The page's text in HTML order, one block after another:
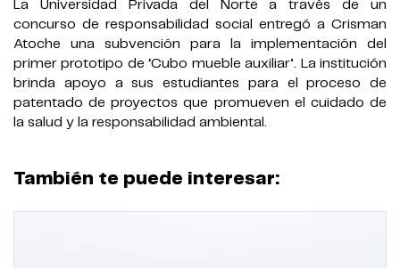
La Universidad Privada del Norte a través de un
concurso de responsabilidad social entregó a Crisman
Atoche una subvención para la implementación del
primer prototipo de ‘Cubo mueble auxiliar’. La institución
brinda apoyo a sus estudiantes para el proceso de
patentado de proyectos que promueven el cuidado de
la salud y la responsabilidad ambiental.
También te puede interesar: